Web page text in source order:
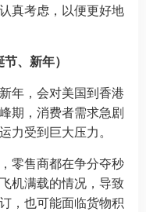
真考虑，以便更好地
、新年）
年，会对美国到香港
期，消费者需求急剧
力受到巨大压力。
零售商都在争分夺秒
机满载的情况，导致
，也可能面临货物积